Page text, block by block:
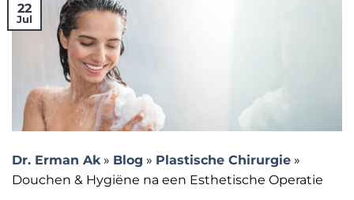
22
Jul
Dr. Erman Ak» Blog » Plastische Chirurgie »
Douchen & Hygiëne na een Esthetische Operatie